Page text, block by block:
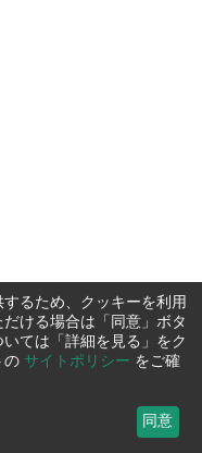
るため、クッキーを利用
ける場合は「同意」ボタ
ては「詳細を見る」をク
の サイトポリシー をご確
同意